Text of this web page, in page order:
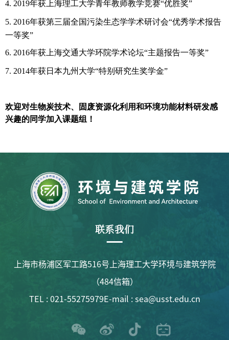
4. 2019年获上海理工大学青年教师教学竞赛“优胜奖”
5. 2016年获第三届全国污染生态学学术研讨会“优秀学术报告
一等奖”
6. 2016年获上海交通大学环院学术论坛“主题报告一等奖”
7. 2014年获日本九州大学“特别研究生奖学金”
欢迎对生物炭技术、固废资源化利用和环境功能材料研发感
兴趣的同学加入课题组！
联系我们
上海市杨浦区军工路516号上海理工大学环境与建筑学院
（484信箱）
TEL : 021-55275979E-mail : sea@usst.edu.cn